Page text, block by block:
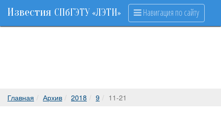
Известия СПбГЭТУ «ЛЭТИ» Навигация по сайту
Главная Архив 2018 9 11-21